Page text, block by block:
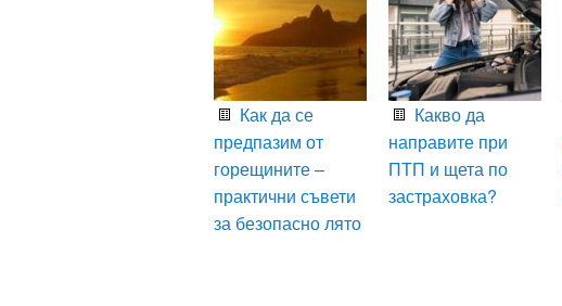
Как да се
предпазим от
горещините –
практични съвети
за безопасно лято
Какво да
направите при
ПТП и щета по
застраховка?